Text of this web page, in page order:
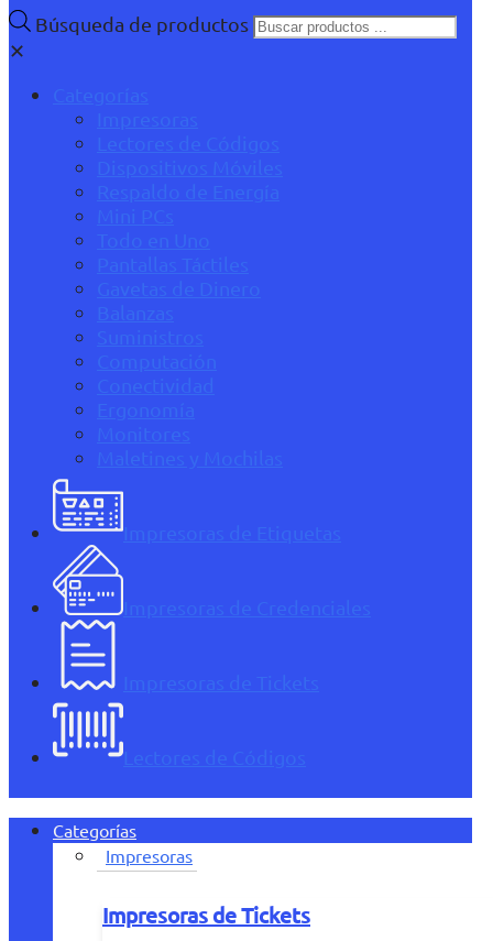
Búsqueda de productos
✕
Categorías
Impresoras
Lectores de Códigos
Dispositivos Móviles
Respaldo de Energía
Mini PCs
Todo en Uno
Pantallas Táctiles
Gavetas de Dinero
Balanzas
Suministros
Computación
Conectividad
Ergonomía
Monitores
Maletines y Mochilas
Impresoras de Etiquetas
Impresoras de Credenciales
Impresoras de Tickets
Lectores de Códigos
Categorías
Impresoras
Impresoras de Tickets